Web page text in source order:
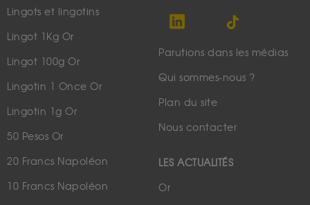
Lingots et lingotins
Lingot 1Kg Or
Lingot 100g Or
Lingotin 1 Once Or
Lingotin 1g Or
50 Pesos Or
20 Francs Napoléon
10 Francs Napoléon
Parutions dans les médias
Qui sommes-nous ?
Plan du site
Nous contacter
LES ACTUALITÉS
Or